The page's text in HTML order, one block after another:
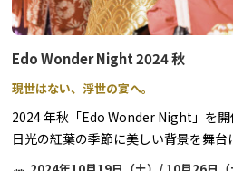
Edo Wonder Night 2024 秋
現世はない、浮世の宴へ。
2024 年秋「Edo Wonder Night」を開
日光の紅葉の季節に美しい背景を舞
るもので、今秋は4 回にわたり開催い